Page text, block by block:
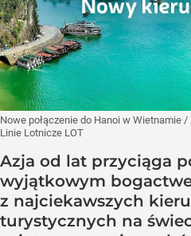
Nowe połączenie do Hanoi w Wietnamie /
Linie Lotnicze LOT
Azja od lat przyciąga
wyjątkowym
z najciekawszych
turystycznych na